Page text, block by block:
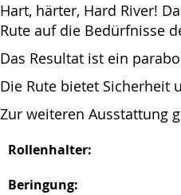
Hart, härter, Hard River!
Rute auf die Bedürfnisse
Das Resultat ist ein
Die Rute bietet Sicherheit
Zur weiteren Ausstattung
Rollenhalter:
Beringung: